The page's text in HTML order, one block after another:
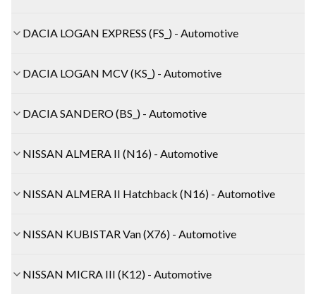
DACIA LOGAN EXPRESS (FS_) - Automotive
DACIA LOGAN MCV (KS_) - Automotive
DACIA SANDERO (BS_) - Automotive
NISSAN ALMERA II (N16) - Automotive
NISSAN ALMERA II Hatchback (N16) - Automotive
NISSAN KUBISTAR Van (X76) - Automotive
NISSAN MICRA III (K12) - Automotive